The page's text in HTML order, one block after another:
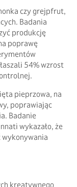
czy grejpfrut,
Badania
produkcję
poprawę
54% wzrost
pieprzowa, na
poprawiając
Badanie
wykazało, że
wykonywania
kreatywnego